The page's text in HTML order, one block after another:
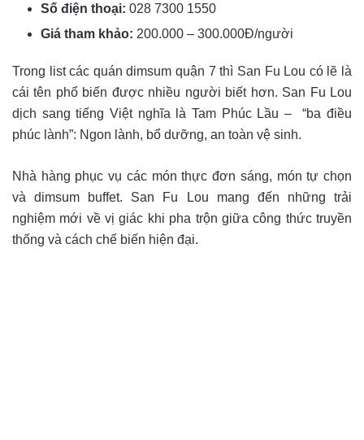
Số điện thoại: 028 7300 1550
Giá tham khảo: 200.000 – 300.000Đ/người
Trong list các quán dimsum quận 7 thì San Fu Lou có lẽ là
cái tên phổ biến được nhiều người biết hơn. San Fu Lou
dịch sang tiếng Việt nghĩa là Tam Phúc Lầu – “ba điều
phúc lành”: Ngon lành, bổ dưỡng, an toàn vệ sinh.
Nhà hàng phục vụ các món thực đơn sáng, món tự chọn
và dimsum buffet. San Fu Lou mang đến những trải
nghiệm mới về vị giác khi pha trộn giữa công thức truyền
thống và cách chế biến hiện đại.